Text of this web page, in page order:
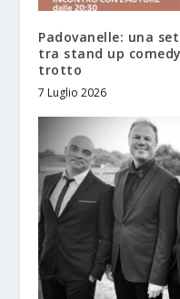
Padovanelle: una
tra stand up
trotto
7 Luglio 2026